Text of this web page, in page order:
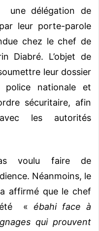
une délégation de
leur porte-parole
chez le chef de
Diabré. L’objet de
leur dossier
nationale et
sécuritaire, afin
les autorités
voulu faire de
Néanmoins, le
affirmé que le chef
été « ébahi face à
qui prouvent